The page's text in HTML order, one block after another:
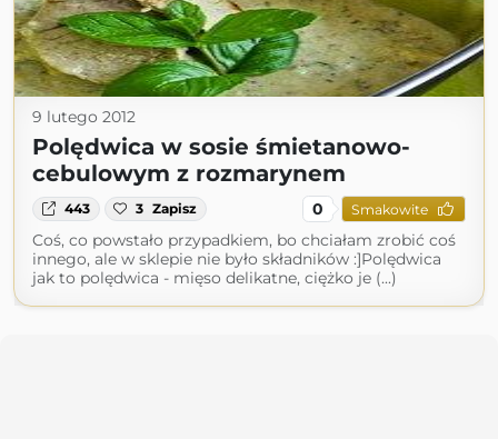
9 lutego 2012
Polędwica w sosie śmietanowo-
cebulowym z rozmarynem
443 3 Zapisz 0 Smakowite
Coś, co powstało przypadkiem, bo chciałam zrobić coś
innego, ale w sklepie nie było składników :]Polędwica
jak to polędwica - mięso delikatne, ciężko je (...)